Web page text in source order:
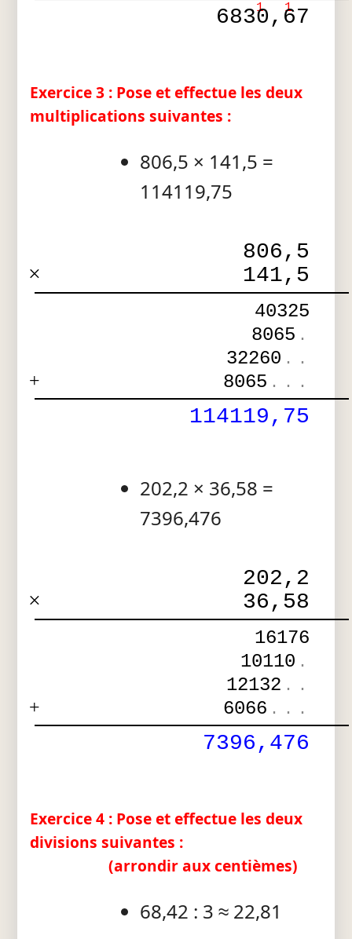
1 1
6830,67
Exercice 3 : Pose et effectue les deux
multiplications suivantes :
806,5 × 141,5 =
114119,75
806,5
×
141,5
40325
8065 .
32260 .
.
8065 .
.
.
+
114119,75
202,2 × 36,58 =
7396,476
202,2
×
36,58
16176
10110 .
12132 .
.
6066 .
.
.
+
7396,476
Exercice 4 : Pose et effectue les deux
divisions suivantes :
(arrondir aux centièmes)
68,42 : 3 ≈ 22,81